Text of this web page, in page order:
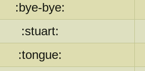
:bye-bye:
:stuart:
:tongue: